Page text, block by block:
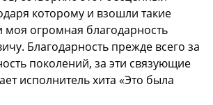
которому и взошли такие
огромная благодарность
Благодарность прежде всего за
поколений, за эти связующие
исполнитель хита «Это была